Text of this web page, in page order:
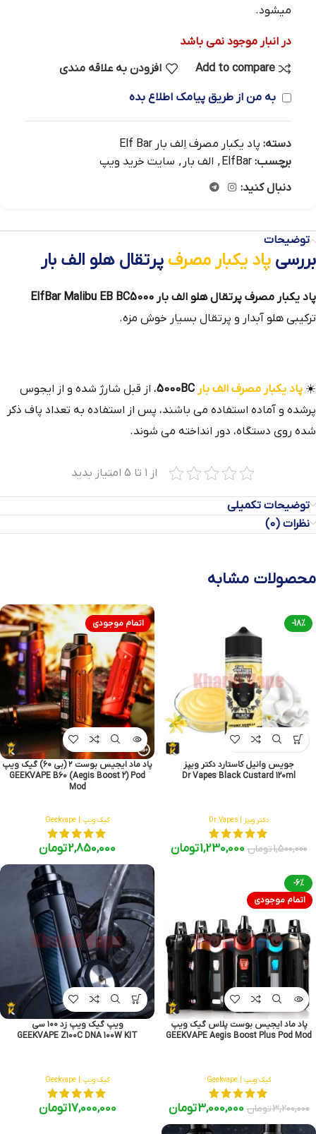
میشود.
در انبار موجود نمی باشد
Add to compare
افزودن به علاقه مندی
به من از طریق پیامک اطلاع بده
دسته: پاد یکبار مصرف اِلف بار Elf Bar
برچسب: ElfBar
, الف بار , سایت خرید ویپ
دنبال کنید:
توضیحات
بررسی پاد یکبار مصرف پرتقال هلو الف بار
پاد یکبار مصرف پرتقال هلو الف بار ElfBar Malibu EB BC5000
ترکیبی هلو آبدار و پرتقال بسیار خوش مزه.
☀️ پاد یکبار مصرف الف بار
، از قبل شارژ شده و از ایجوس
پرشده و آماده استفاده می باشند، پس از استفاده به تعداد پاف ذکر
شده روی دستگاه، دور انداخته می شوند.
از ۱ تا ۵ امتیاز بدید
توضیحات تکمیلی
نظرات (0)
محصولات مشابه
-18%
جویس وانیل کاستارد دکتر ویپز
Dr Vapes Black Custard 120ml
دکتر ویپز | Dr Vapes
1,500,000تومان 1,230,000تومان
اتمام موجودی
پاد ماد ایجیس بوست ۲ (بی ۶۰) گیک ویپ
GEEKVAPE B60 (Aegis Boost 2) Pod
Mod
گیک ویپ | Geekvape
2,850,000تومان
-6%
اتمام موجودی
پاد ماد ایجیس بوست پلاس گیک ویپ
GEEKVAPE Aegis Boost Plus Pod Mod
گیک ویپ | Geekvape
3,200,000تومان 3,000,000تومان
ویپ گیک ویپ زد ۱۰۰ سی
GEEKVAPE Z100C DNA 100W KIT
گیک ویپ | Geekvape
17,000,000تومان